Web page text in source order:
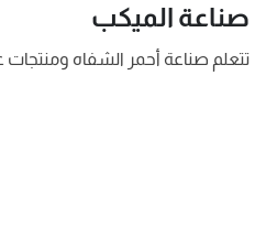
صناعة الميكب
تتعلم صناعة أحمر الشفاه